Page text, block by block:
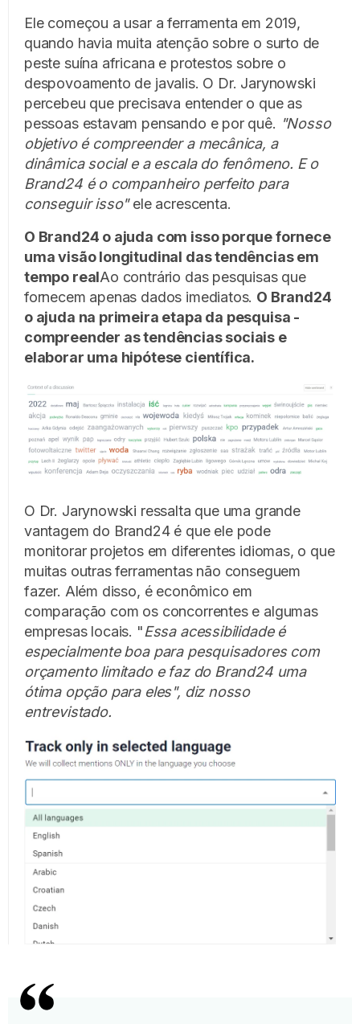
Ele começou a usar a ferramenta em 2019,
quando havia muita atenção sobre o surto de
peste suína africana e protestos sobre o
despovoamento de javalis. O Dr. Jarynowski
percebeu que precisava entender o que as
pessoas estavam pensando e por quê. "Nosso
objetivo é compreender a mecânica, a
dinâmica social e a escala do fenômeno. E o
Brand24 é o companheiro perfeito para
conseguir isso"ele acrescenta.
O Brand24 o ajuda com isso porque fornece
uma visão longitudinal das tendências em
tempo realAo contrário das pesquisas que
fornecem apenas dados imediatos. O Brand24
o ajuda na primeira etapa da pesquisa -
compreender as tendências sociais e
elaborar uma hipótese científica.
O Dr. Jarynowski ressalta que uma grande
vantagem do Brand24 é que ele pode
monitorar projetos em diferentes idiomas, o que
muitas outras ferramentas não conseguem
fazer. Além disso, é econômico em
comparação com os concorrentes e algumas
empresas locais. "Essa acessibilidade é
especialmente boa para pesquisadores com
orçamento limitado e faz do Brand24 uma
ótima opção para eles", diz nosso
entrevistado.